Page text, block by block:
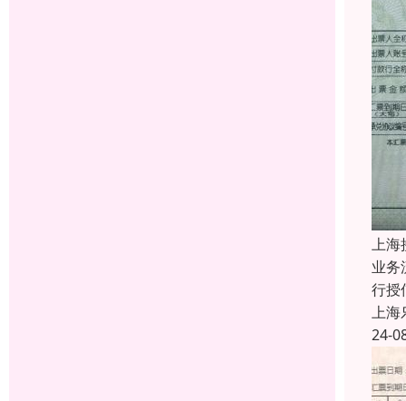
上海
业务
行授
上海
24-